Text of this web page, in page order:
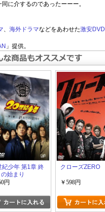
に介するのであったーーー。
、 海外ドラマなどをあわせた激安DVD
」提供。
紀少年 第1章 終
始まり
円
クローズZERO
￥598円